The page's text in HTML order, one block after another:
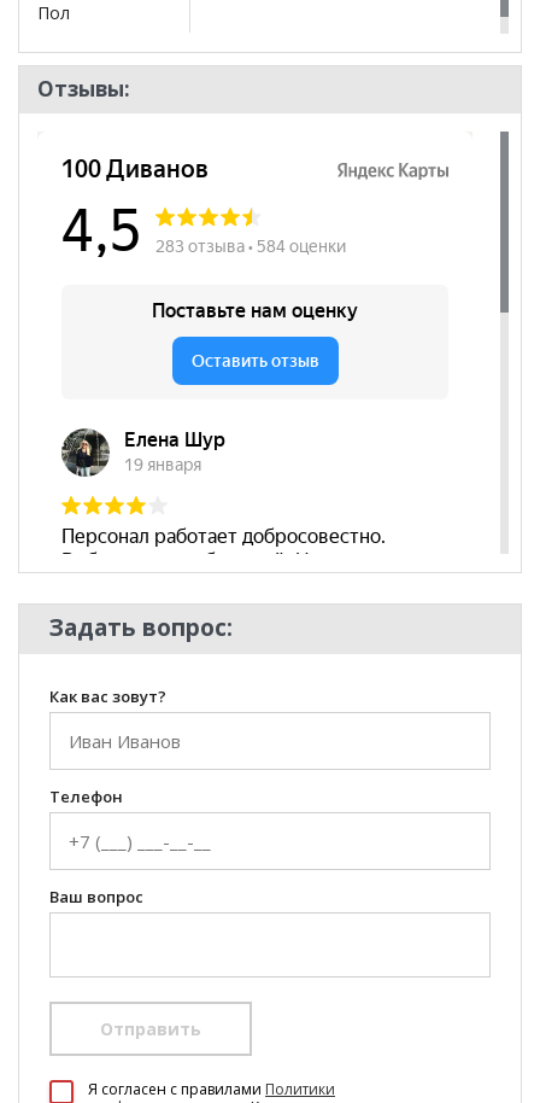
Пол
Отзывы:
Задать вопрос:
Как вас зовут?
Телефон
Ваш вопрос
Отправить
Я согласен c правилами Политики